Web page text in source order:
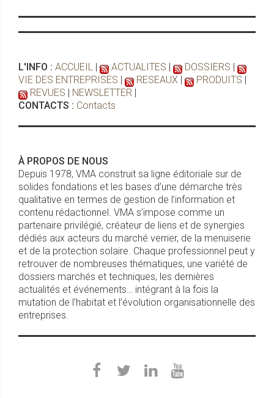
L'INFO : ACCUEIL ACTUALITES DOSSIERS
VIE DES ENTREPRISES
RESEAUX PRODUITS
REVUES
NEWSLETTER
CONTACTS : Contacts
À PROPOS DE NOUS
Depuis 1978, VMA construit sa ligne éditoriale sur de
solides fondations et les bases d’une démarche très
qualitative en termes de gestion de l’information et
contenu rédactionnel. VMA s’impose comme un
partenaire privilégié, créateur de liens et de synergies
dédiés aux acteurs du marché verrier, de la menuiserie
et de la protection solaire. Chaque professionnel peut y
retrouver de nombreuses thématiques, une variété de
dossiers marchés et techniques, les dernières
actualités et événements… intégrant à la fois la
mutation de l’habitat et l’évolution organisationnelle des
entreprises.